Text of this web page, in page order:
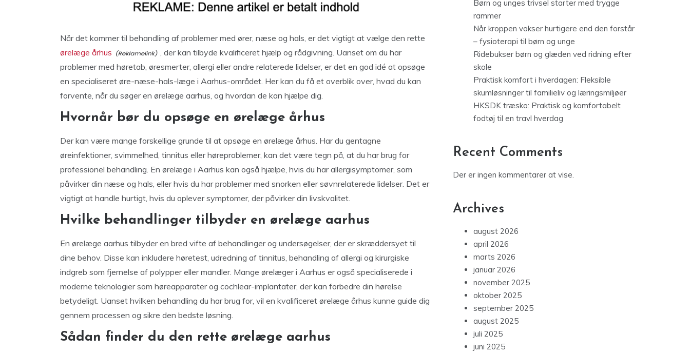
Når det kommer til behandling af problemer med ører, næse og hals, er det vigtigt at vælge den rette
ørelæge århus
, der kan tilbyde kvalificeret hjælp og rådgivning. Uanset om du har
problemer med høretab, øresmerter, allergi eller andre relaterede lidelser, er det en god idé at opsøge
en specialiseret øre-næse-hals-læge i Aarhus-området. Her kan du få et overblik over, hvad du kan
forvente, når du søger en ørelæge aarhus, og hvordan de kan hjælpe dig.
Hvornår bør du opsøge en ørelæge århus
Der kan være mange forskellige grunde til at opsøge en ørelæge århus. Har du gentagne
øreinfektioner, svimmelhed, tinnitus eller høreproblemer, kan det være tegn på, at du har brug for
professionel behandling. En ørelæge i Aarhus kan også hjælpe, hvis du har allergisymptomer, som
påvirker din næse og hals, eller hvis du har problemer med snorken eller søvnrelaterede lidelser. Det er
vigtigt at handle hurtigt, hvis du oplever symptomer, der påvirker din livskvalitet.
Hvilke behandlinger tilbyder en ørelæge aarhus
En ørelæge aarhus tilbyder en bred vifte af behandlinger og undersøgelser, der er skræddersyet til
dine behov. Disse kan inkludere høretest, udredning af tinnitus, behandling af allergi og kirurgiske
indgreb som fjernelse af polypper eller mandler. Mange ørelæger i Aarhus er også specialiserede i
moderne teknologier som høreapparater og cochlear-implantater, der kan forbedre din hørelse
betydeligt. Uanset hvilken behandling du har brug for, vil en kvalificeret ørelæge århus kunne guide dig
gennem processen og sikre den bedste løsning.
Sådan finder du den rette ørelæge aarhus
Børn og unges trivsel starter med trygge
rammer
Når kroppen vokser hurtigere end den forstår
– fysioterapi til børn og unge
Ridebukser børn og glæden ved ridning efter
skole
Praktisk komfort i hverdagen: Fleksible
skumløsninger til familieliv og læringsmiljøer
HKSDK træsko: Praktisk og komfortabelt
fodtøj til en travl hverdag
Recent Comments
Der er ingen kommentarer at vise.
Archives
august 2026
april 2026
marts 2026
januar 2026
november 2025
oktober 2025
september 2025
august 2025
juli 2025
juni 2025